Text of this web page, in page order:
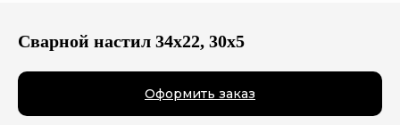
Сварной настил 34х22, 30х5
Оформить заказ